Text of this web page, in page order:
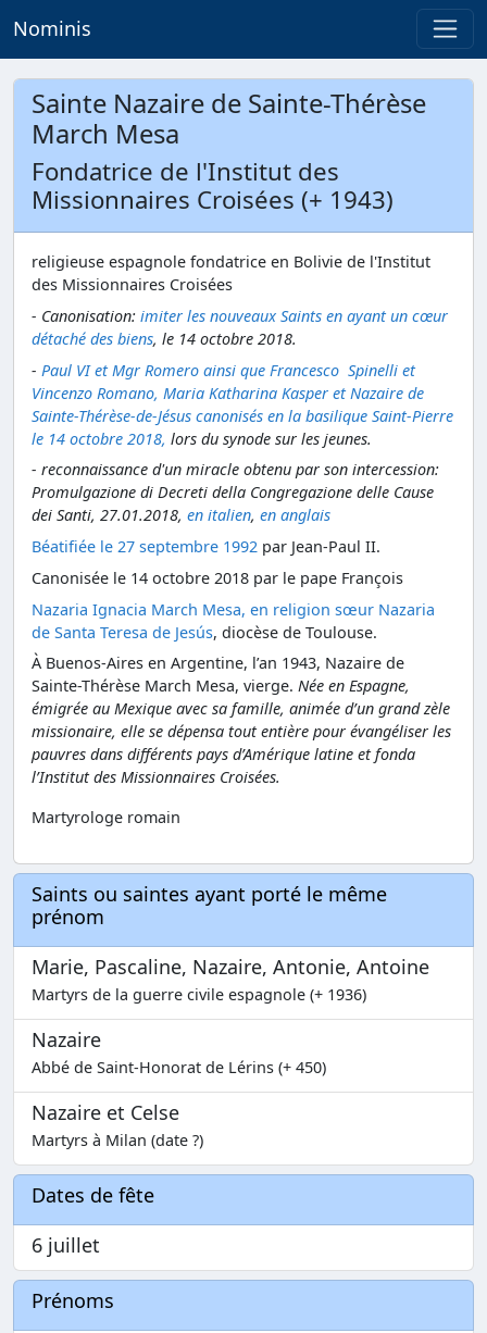
Nominis
Sainte Nazaire de Sainte-Thérèse
March Mesa
Fondatrice de l'Institut des
Missionnaires Croisées (+ 1943)
religieuse espagnole fondatrice en Bolivie de l'Institut
des Missionnaires Croisées
- Canonisation: imiter les nouveaux Saints en ayant un cœur
détaché des biens, le 14 octobre 2018.
- Paul VI et Mgr Romero ainsi que Francesco Spinelli et
Vincenzo Romano, Maria Katharina Kasper et Nazaire de
Sainte-Thérèse-de-Jésus canonisés en la basilique Saint-Pierre
le 14 octobre 2018, lors du synode sur les jeunes.
- reconnaissance d'un miracle obtenu par son intercession:
Promulgazione di Decreti della Congregazione delle Cause
dei Santi, 27.01.2018, en italien, en anglais
Béatifiée le 27 septembre 1992 par Jean-Paul II.
Canonisée le 14 octobre 2018 par le pape François
Nazaria Ignacia March Mesa, en religion sœur Nazaria
de Santa Teresa de Jesús, diocèse de Toulouse.
À Buenos-Aires en Argentine, l’an 1943, Nazaire de
Sainte-Thérèse March Mesa, vierge. Née en Espagne,
émigrée au Mexique avec sa famille, animée d’un grand zèle
missionaire, elle se dépensa tout entière pour évangéliser les
pauvres dans différents pays d’Amérique latine et fonda
l’Institut des Missionnaires Croisées.
Martyrologe romain
Saints ou saintes ayant porté le même
prénom
Marie, Pascaline, Nazaire, Antonie, Antoine
Martyrs de la guerre civile espagnole (+ 1936)
Nazaire
Abbé de Saint-Honorat de Lérins (+ 450)
Nazaire et Celse
Martyrs à Milan (date ?)
Dates de fête
6 juillet
Prénoms